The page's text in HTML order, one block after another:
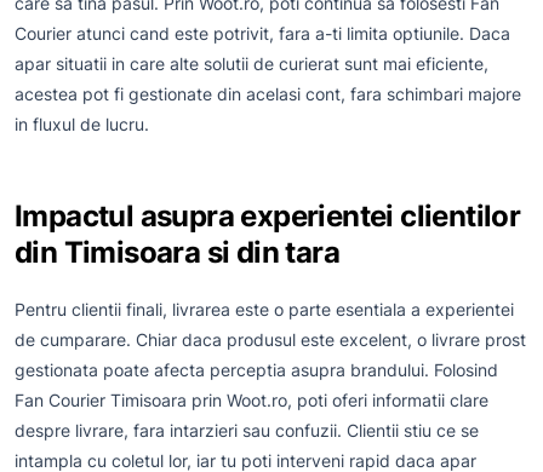
Courier atunci cand este potrivit, fara a-ti limita optiunile. Daca
apar situatii in care alte solutii de curierat sunt mai eficiente,
acestea pot fi gestionate din acelasi cont, fara schimbari majore
in fluxul de lucru.
Impactul asupra experientei clientilor
din Timisoara si din tara
Pentru clientii finali, livrarea este o parte esentiala a experientei
de cumparare. Chiar daca produsul este excelent, o livrare prost
gestionata poate afecta perceptia asupra brandului. Folosind
Fan Courier Timisoara prin Woot.ro, poti oferi informatii clare
despre livrare, fara intarzieri sau confuzii. Clientii stiu ce se
intampla cu coletul lor, iar tu poti interveni rapid daca apar